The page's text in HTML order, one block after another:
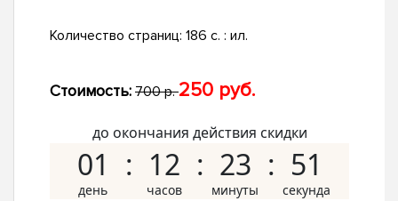
Количество страниц: 186 с. : ил.
Стоимость: 700 р.250 руб.
до окончания действия скидки
01 12 23 50